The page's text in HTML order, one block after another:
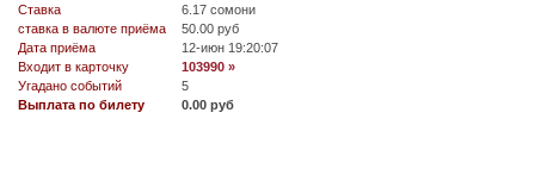
Ставка
6.17 сомони
ставка в валюте приёма
50.00 руб
Дата приёма
12-июн 19:20:07
Входит в карточку
103990 »
Угадано событий
5
Выплата по билету
0.00 руб